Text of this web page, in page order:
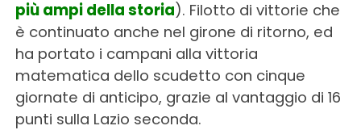
più ampi della storia). Filotto di vittorie che
è continuato anche nel girone di ritorno, ed
ha portato i campani alla vittoria
matematica dello scudetto con cinque
giornate di anticipo, grazie al vantaggio di 16
punti sulla Lazio seconda.